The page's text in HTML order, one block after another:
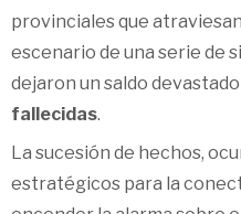
provinciales que
escenario de una serie de
dejaron un saldo
fallecidas.
La sucesión de hechos,
estratégicos para la